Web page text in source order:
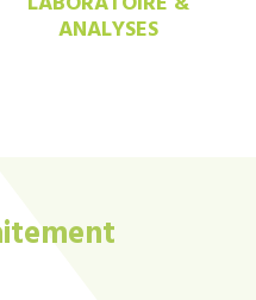
ANALYSES